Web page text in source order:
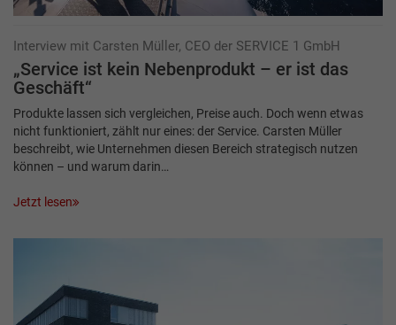
Interview mit Carsten Müller, CEO der SERVICE 1 GmbH
„Service ist kein Nebenprodukt – er ist das
Geschäft“
Produkte lassen sich vergleichen, Preise auch. Doch wenn etwas
nicht funktioniert, zählt nur eines: der Service. Carsten Müller
beschreibt, wie Unternehmen diesen Bereich strategisch nutzen
können – und warum darin…
Jetzt lesen